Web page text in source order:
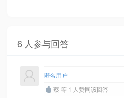
6 人参与回答
匿名用户
蔡 等 1 人赞同该回答